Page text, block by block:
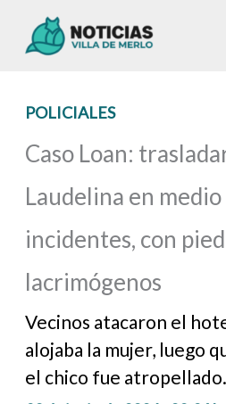
POLICIALES
Caso Loan:
Laudelina en
incidentes, con
lacrimógenos
Vecinos atacaron el
alojaba la mujer, luego
el chico fue atropellado.